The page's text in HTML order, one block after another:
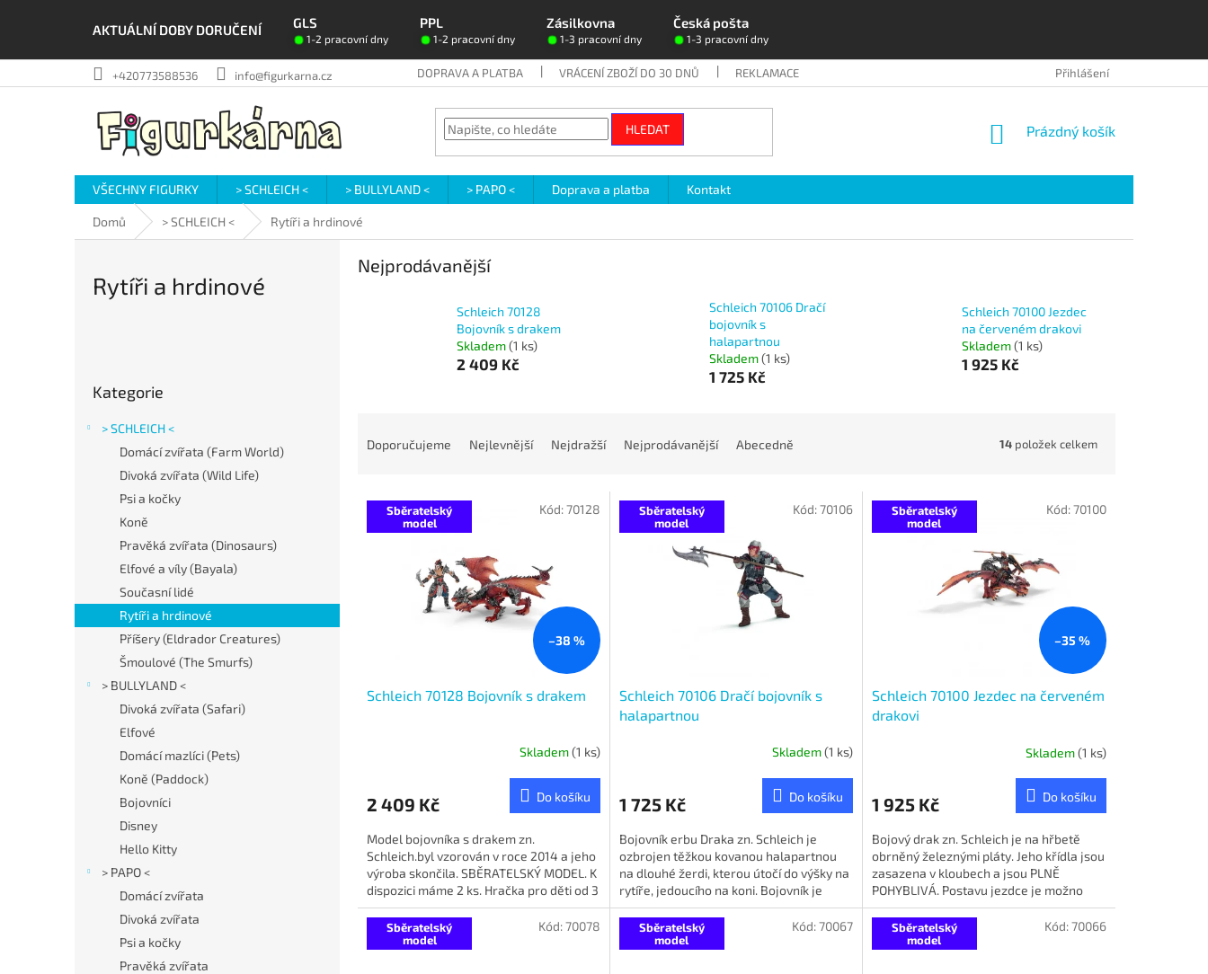
AKTUÁLNÍ DOBY DORUČENÍ GLS PPL Zásilkovna Česká pošta
1-2 pracovní dny 1-2 pracovní dny 1-3 pracovní dny 1-3 pracovní dny
+420773588536 info@figurkarna.cz DOPRAVA A PLATBA VRÁCENÍ ZBOŽÍ DO 30 DNŮ REKLAMACE OCHRANA OSOBNÍCH ÚDAJŮ
Přihlášení
HLEDAT
NÁKUPNÍ
Prázdný košík
VŠECHNY FIGURKY > SCHLEICH < > BULLYLAND < > PAPO < Doprava a platba Kontakt
Domů > SCHLEICH < Rytíři a hrdinové
Rytíři a hrdinové
l
kategorie
Kategorie
> SCHLEICH <
Domácí zvířata (Farm World)
Divoká zvířata (Wild Life)
Psi a kočky
Koně
Pravěká zvířata (Dinosaurs)
Elfové a víly (Bayala)
Současní lidé
Rytíři a hrdinové
Příšery (Eldrador Creatures)
Šmoulové (The Smurfs)
> BULLYLAND <
Divoká zvířata (Safari)
Elfové
Domácí mazlíci (Pets)
Koně (Paddock)
Bojovníci
Disney
Hello Kitty
> PAPO <
Domácí zvířata
Divoká zvířata
Psi a kočky
Pravěká zvířata
Nejprodávanější
Schleich 70128
Bojovník s drakem
Skladem(1 ks)
2 409 Kč
Schleich 70106 Dračí
bojovník s
halapartnou
Skladem(1 ks)
1 725 Kč
Schleich 70100 Jezdec
na červeném drakovi
Skladem(1 ks)
1 925 Kč
n
Doporučujeme Nejlevnější Nejdražší Nejprodávanější Abecedně 14 položek celkem
V
p
Sběratelský
model
–38 %
Schleich 70128 Bojovník s drakem
Skladem(1 ks)
2 409 Kč Do košíku
Model bojovníka s drakem zn.
Schleich.byl vzorován v roce 2014 a jeho
výroba skončila. SBĚRATELSKÝ MODEL. K
dispozici máme 2 ks. Hračka pro děti od 3
let.
Kód:70128
Sběratelský
model
Schleich 70106 Dračí bojovník s
halapartnou
Skladem(1 ks)
1 725 Kč Do košíku
Bojovník erbu Draka zn. Schleich je
ozbrojen těžkou kovanou halapartnou
na dlouhé žerdi, kterou útočí do výšky na
rytíře, jedoucího na koni. Bojovník je
oblečen do suknice a...
Kód:70106
Sběratelský
model
–35 %
Schleich 70100 Jezdec na červeném
drakovi
Skladem(1 ks)
1 925 Kč Do košíku
Bojový drak zn. Schleich je na hřbetě
obrněný železnými pláty. Jeho křídla jsou
zasazena v kloubech a jsou PLNĚ
POHYBLIVÁ. Postavu jezdce je možno
sejmout a v sedle ji přidržuje...
Kód:70100
Sběratelský
model
Kód:70078
Sběratelský
model
Kód:70067
Sběratelský
model
Kód:70066